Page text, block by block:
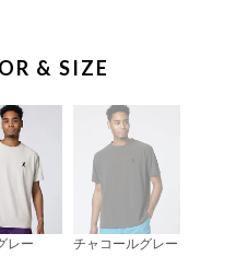
& SIZE
レー チャコールグレー